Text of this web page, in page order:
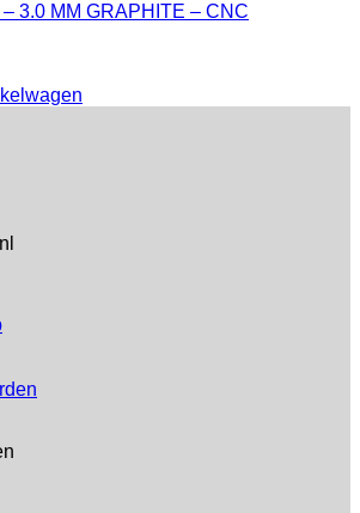
3.0 MM GRAPHITE – CNC